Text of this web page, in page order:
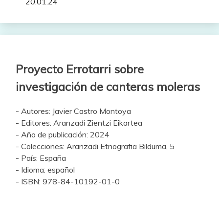
Proyecto Errotarri sobre
investigación de canteras moleras
- Autores: Javier Castro Montoya
- Editores: Aranzadi Zientzi Eikartea
- Año de publicación: 2024
- Colecciones: Aranzadi Etnografia Bilduma, 5
- País: España
- Idioma: español
- ISBN: 978-84-10192-01-0